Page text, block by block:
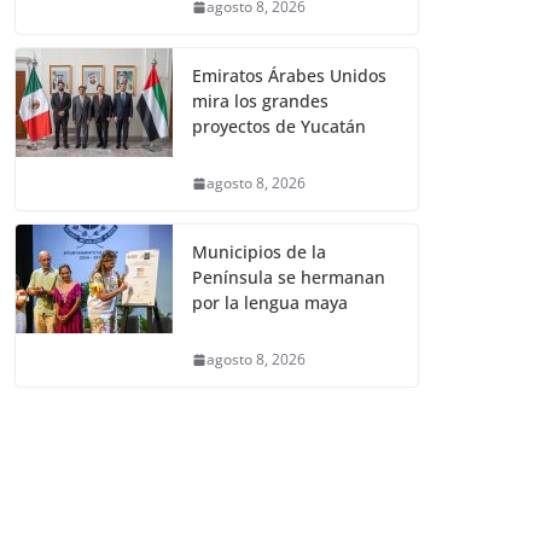
agosto 8, 2026
Emiratos Árabes Unidos
mira los grandes
proyectos de Yucatán
agosto 8, 2026
Municipios de la
Península se hermanan
por la lengua maya
agosto 8, 2026